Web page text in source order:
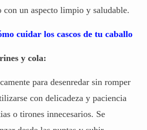
con un aspecto limpio y saludable.
cuidar los cascos de tu caballo
y cola:
para desenredar sin romper
con delicadeza y paciencia
o tirones innecesarios. Se